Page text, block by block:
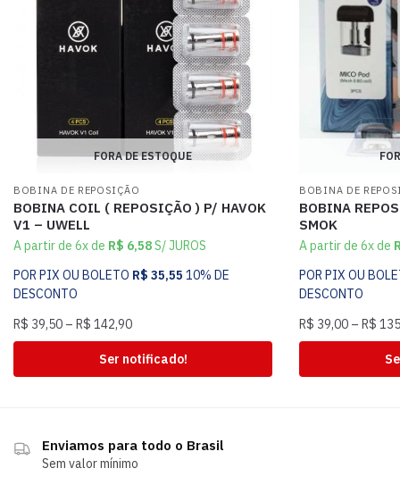
FORA DE ESTOQUE
BOBINA DE REPOSIÇÃO
BOBINA COIL ( REPOSIÇÃO ) P/ HAVOK
V1 – UWELL
A partir de 6x de R$ 6,58S/ JUROS
POR PIX OU BOLETO R$ 35,55 10% DE
DESCONTO
R$ 39,50 – R$ 142,90
Ser notificado!
BOBINA DE
BOBINA
SMOK
A partir de 6x de
POR PIX OU
DESCONTO
R$ 39,00 – R$
Enviamos para todo o Brasil
Sem valor mínimo